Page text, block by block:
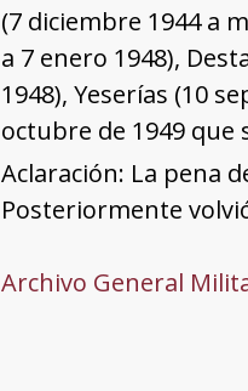
(7 diciembre 1944 a
a 7 enero 1948),
1948), Yeserías (10
octubre de 1949 que
Aclaración: La pena
Posteriormente
Archivo General